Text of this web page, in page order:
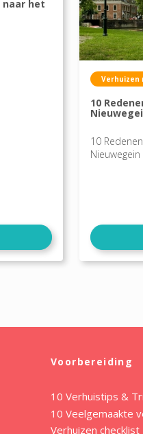
naar het
Verhuizen
10
10
Nieuwegein
Voorbereiding
10 Verhuistips &
10 Veelgemaakte
Verhuizen checklist